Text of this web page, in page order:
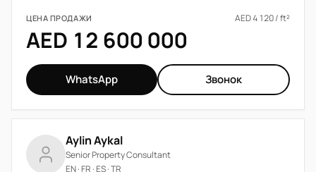
ЦЕНА ПРОДАЖИ AED 4 120 / ft²
AED 12 600 000
WhatsApp Звонок
Aylin Aykal
Senior Property Consultant
EN · FR · ES · TR